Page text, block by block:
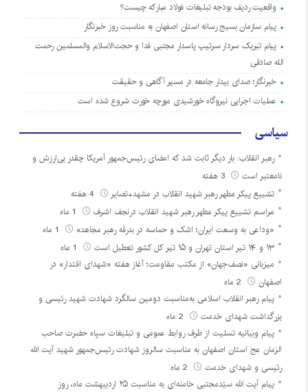
واقعیت ردیف بودجه تبلیغات فولاد مبارکه چیست؟
پیام سازمان بسیج رسانه استان اصفهان به مناسبت روز خبرنگار
پیام تبریک سردار سرتیپ پاسدار مجتبی فدا و حجت‌الاسلام والمسلمین رحمت
الله صادقی
خبرنگار؛ صدای بیدار جامعه در مسیر آگاهی و حقیقت
عملیات اجرایی نیروگاه خورشیدی مورچه خورت شروع شده است
سیاسی
رهبر انقلاب: بار دیگر ثابت شد که امضای رئیس‌جمهور آمریکا چقدر بی‌ارزش و
نامعتبر است
3 هفته
تشییع پیکر مطهر رهبر شهید انقلاب در مشهد+تصایر
مراسم تشییع پیکر مطهر رهبر شهید انقلاب درنجف اشرف
«وداعی به وسعت ایران؛ اشک و حماسه در بدرقه رهبر مجاهد»
۱۳ و ۱۴ تیر استان تهران و ۱۵ تیر کل کشور تعطیل است
میزبانی «نصف‌جهان» از مکتب مقاومت؛ آغاز هفته «شهدای اقتدار» در
اصفهان
پیام رهبر انقلاب اسلامی به‌مناسبت دومین سالگرد شهادت شهید رئیسی و
بزرگداشت شهدای خدمت
پیام وبیانیه تسلیت از طرف روابط عمومی و تبلیغات سپاه حضرت صاحب
الزمان عج استان اصفهان به مناسبت سالروز شهادت رئیس‌جمهور شهید آیت الله
رئیسی و شهدای خدمت
پیام آیت الله سیّدمجتبی خامنه‌ای به مناسبت ۲۵ اردیبهشت ماه، روز